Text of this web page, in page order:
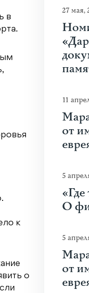
в
к
о
27 мая,
11
от
5
О
5
от